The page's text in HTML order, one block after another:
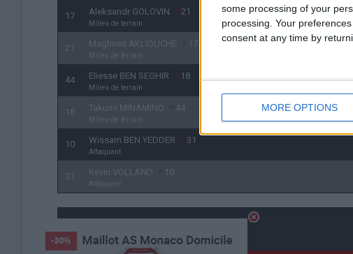
some processing of your
processing. Your
consent at any time by
MORE OPTIONS
17 Aleksandr GOLOVIN 21
Milieu de terrain
21 Maghnes AKLIOUCHE 17
Milieu de terrain
44 Eliesse BEN SEGHIR 18
Milieu de terrain
18 Takumi MINAMINO 44
Milieu de terrain
10 Wissam BEN YEDDER 31
Attaquant
31 Kevin VOLLAND 10
Attaquant
Détails